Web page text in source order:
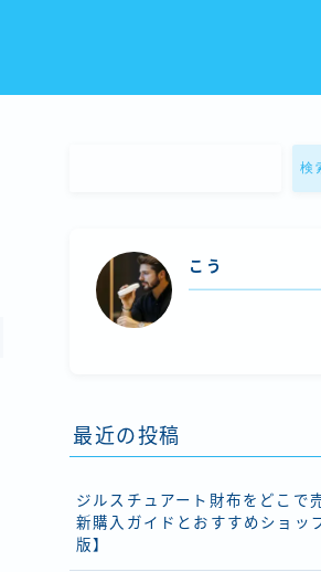
検
こう
最近の投稿
ジルスチュアート財布をどこで
新購入ガイドとおすすめショッ
版】